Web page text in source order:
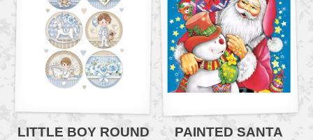
LITTLE BOY ROUND
PAINTED SANTA